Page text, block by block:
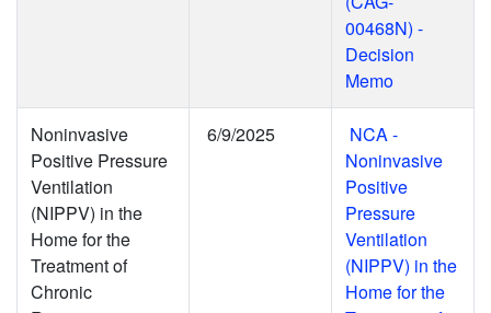
00468N) -
Decision
Memo
Noninvasive
Positive Pressure
Ventilation
(NIPPV) in the
Home for the
Treatment of
Chronic
6/9/2025
NCA -
Noninvasive
Positive
Pressure
Ventilation
(NIPPV) in the
Home for the